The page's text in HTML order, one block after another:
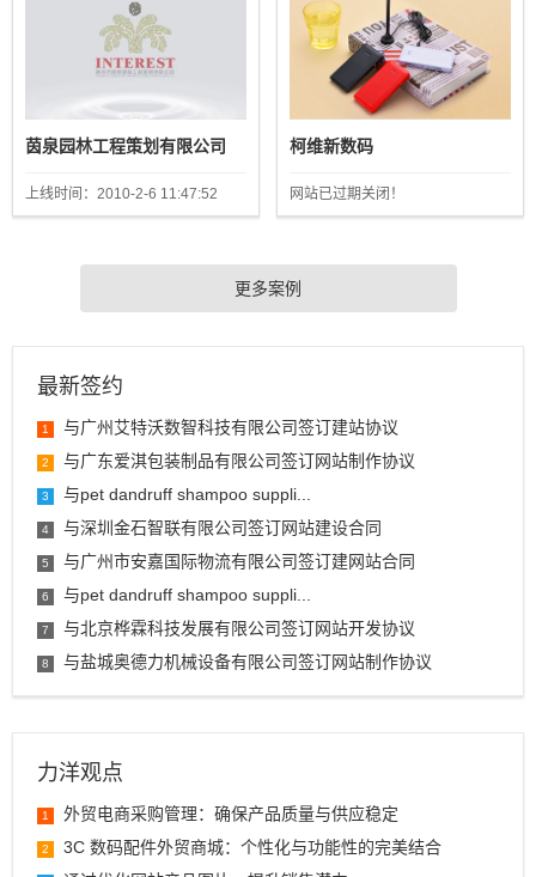
茵泉园林工程策划有限公司
上线时间：2010-2-6 11:47:52
柯维新数码
网站已过期关闭！
更多案例
最新签约
1 与广州艾特沃数智科技有限公司签订建站协议
2 与广东爱淇包装制品有限公司签订网站制作协议
3 与pet dandruff shampoo suppli...
4 与深圳金石智联有限公司签订网站建设合同
5 与广州市安嘉国际物流有限公司签订建网站合同
6 与pet dandruff shampoo suppli...
7 与北京桦霖科技发展有限公司签订网站开发协议
8 与盐城奥德力机械设备有限公司签订网站制作协议
力洋观点
1 外贸电商采购管理：确保产品质量与供应稳定
2 3C 数码配件外贸商城：个性化与功能性的完美结合